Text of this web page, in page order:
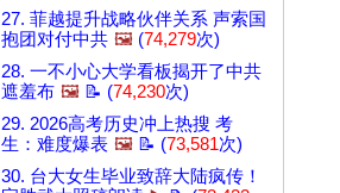
27. 菲越提升战略伙伴关系 声索国
抱团对付中共 🖼️ (74,279次)
28. 一不小心大学看板揭开了中共
遮羞布 🖼️ 📝 (74,230次)
29. 2026高考历史冲上热搜 考
生：难度爆表 🖼️ 📝 (73,581次)
30. 台大女生毕业致辞大陆疯传！